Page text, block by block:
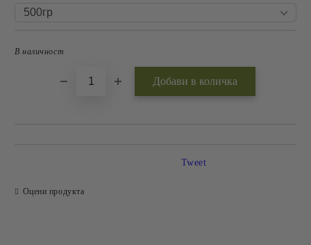
В наличност
Оцени продукта
Tweet